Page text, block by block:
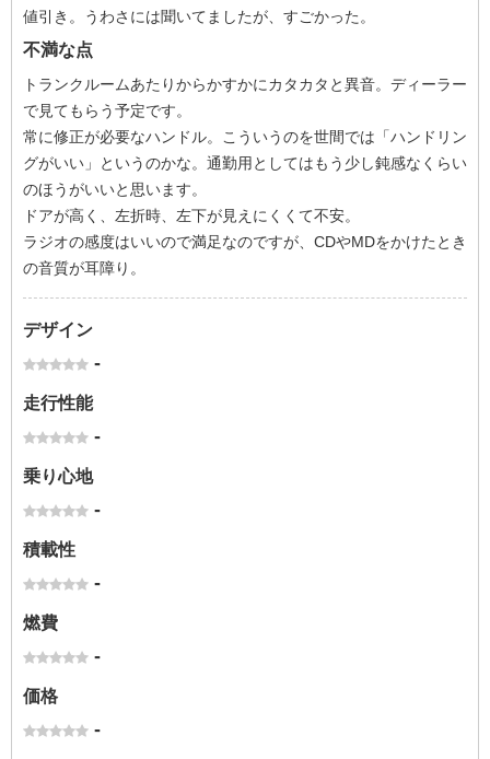
値引き。うわさには聞いてましたが、すごかった。
不満な点
トランクルームあたりからかすかにカタカタと異音。ディーラー
で見てもらう予定です。
常に修正が必要なハンドル。こういうのを世間では「ハンドリン
グがいい」というのかな。通勤用としてはもう少し鈍感なくらい
のほうがいいと思います。
ドアが高く、左折時、左下が見えにくくて不安。
ラジオの感度はいいので満足なのですが、CDやMDをかけたとき
の音質が耳障り。
デザイン
-
走行性能
-
乗り心地
-
積載性
-
燃費
-
価格
-